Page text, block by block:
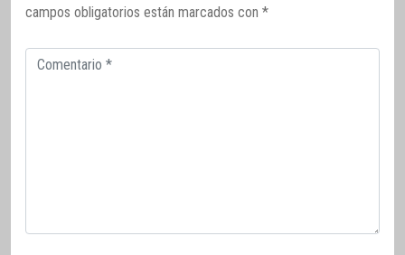
campos obligatorios están marcados con *
Comentario